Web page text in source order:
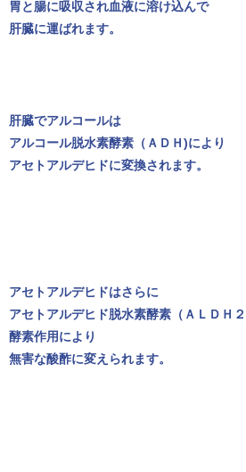
胃と腸に吸収され血液に溶け込んで
肝臓に運ばれます。
肝臓でアルコールは
アルコール脱水素酵素（ＡＤＨ)により
アセトアルデヒドに変換されます。
アセトアルデヒドはさらに
アセトアルデヒド脱水素酵素（ＡＬＤＨ
酵素作用により
無害な酸酢に変えられます。